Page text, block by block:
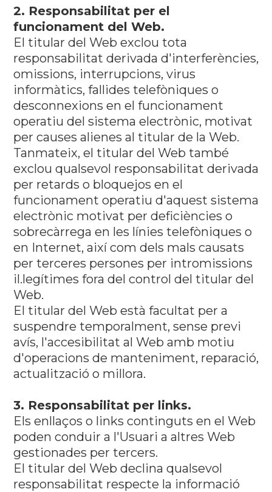
2. Responsabilitat per el
funcionament del Web.
El titular del Web exclou tota
responsabilitat derivada d'interferències,
omissions, interrupcions, virus
informàtics, fallides telefòniques o
desconnexions en el funcionament
operatiu del sistema electrònic, motivat
per causes alienes al titular de la Web.
Tanmateix, el titular del Web també
exclou qualsevol responsabilitat derivada
per retards o bloquejos en el
funcionament operatiu d'aquest sistema
electrònic motivat per deficiències o
sobrecàrrega en les línies telefòniques o
en Internet, així com dels mals causats
per terceres persones per intromissions
il.legítimes fora del control del titular del
Web.
El titular del Web està facultat per a
suspendre temporalment, sense previ
avís, l'accesibilitat al Web amb motiu
d'operacions de manteniment, reparació,
actualització o millora.
3. Responsabilitat per links.
Els enllaços o links continguts en el Web
poden conduir a l'Usuari a altres Web
gestionades per tercers.
El titular del Web declina qualsevol
responsabilitat respecte la informació